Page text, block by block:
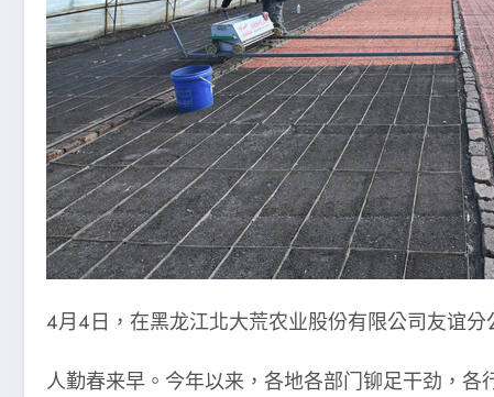
4月4日，在黑龙江北大荒农业股份有限公司友谊
人勤春来早。今年以来，各地各部门铆足干劲，